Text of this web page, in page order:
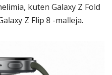
kuten Galaxy Z Fold
Z Flip 8 -malleja.